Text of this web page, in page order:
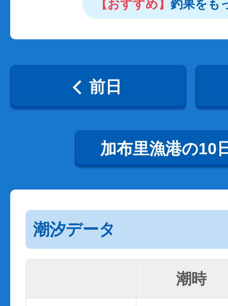
【おすすめ】 釣果をも
前日
加布里漁港の10
潮汐データ
潮時